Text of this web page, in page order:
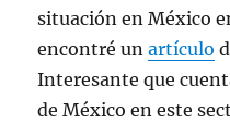
situación en México
encontré unartículo
Interesante que
de México en este